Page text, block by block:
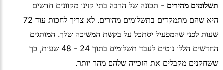
תשלומים מהירים - תכונה של הרבה בתי קזינו מקוונים חדשים
היא שהם מתמקדים בתשלומים מהירים. לא צריך לחכות עוד 72
שעות לפני שהמפעיל יסתכל על בקשת המשיכה שלך. המותגים
החדשים הללו נוטים לעבד תשלומים בתוך 24 - 48 שעות, כך
ששחקנים מקבלים את הזכייה שלהם מהר יותר.